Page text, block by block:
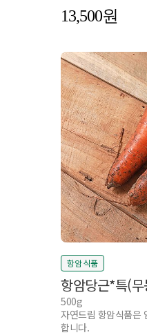
13,500
항암 식품
항암당근*특(
500g
자연드림 항암식품은
합니다.